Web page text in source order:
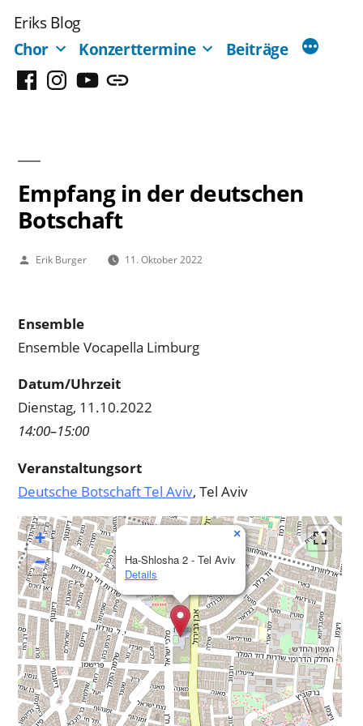
Inhalt
springen
Eriks Blog
Chor
Konzerttermine Beiträge
FacebookInstagram
YouTubeMastodon
Empfang in der deutschen
Botschaft
Veröffentlicht
Erik Burger 11. Oktober 2022
Ensemble
Ensemble Vocapella Limburg
Datum/Uhrzeit
Dienstag, 11.10.2022
14:00–15:00
Veranstaltungsort
Deutsche Botschaft Tel Aviv, Tel Aviv
Ha-Shlosha 2 - Tel Aviv
Details
×
+
−